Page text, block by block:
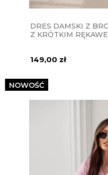
DRES DAMSKI Z
Z KRÓTKIM
149,00 zł
NOWOŚĆ